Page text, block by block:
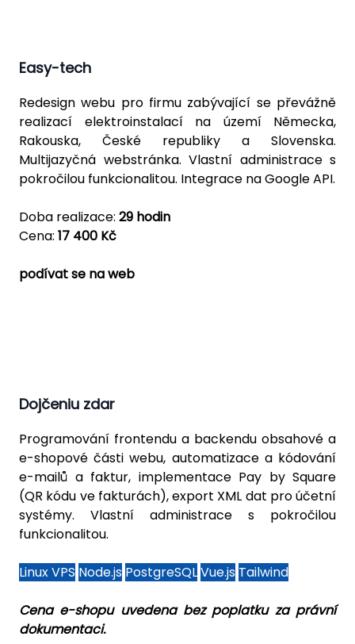
Easy-tech
Redesign webu pro firmu zabývající se převážně
realizací elektroinstalací na území Německa,
Rakouska, České republiky a Slovenska.
Multijazyčná webstránka. Vlastní administrace s
pokročilou funkcionalitou. Integrace na Google API.
Doba realizace: 29 hodin
Cena: 17 400 Kč
podívat se na web
Dojčeniu zdar
Programování frontendu a backendu obsahové a
e-shopové části webu, automatizace a kódování
e-mailů a faktur, implementace Pay by Square
(QR kódu ve fakturách), export XML dat pro účetní
systémy. Vlastní administrace s pokročilou
funkcionalitou.
Linux VPS Node.js PostgreSQLVue.js Tailwind
Cena e-shopu uvedena bez poplatku za právní
dokumentaci.